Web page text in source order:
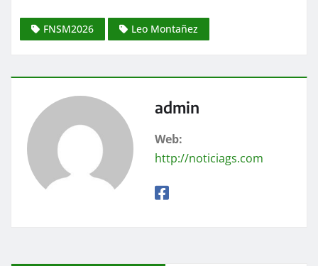
FNSM2026 Leo Montañez
admin
Web:
http://noticiags.com